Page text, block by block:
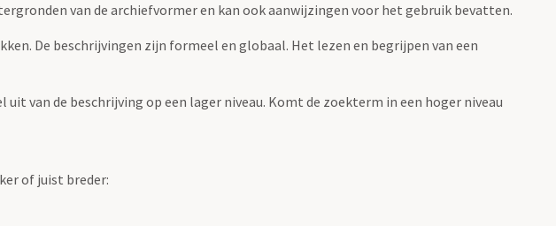
van de archiefvormer en kan ook aanwijzingen voor het gebruik bevatten.
De beschrijvingen zijn formeel en globaal. Het lezen en begrijpen van een
van de beschrijving op een lager niveau. Komt de zoekterm in een hoger niveau
of juist breder: